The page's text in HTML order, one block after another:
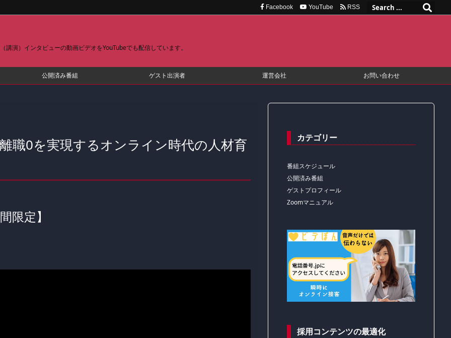
演）インタビューの動画ビデオをYouTubeでも配信しています。
公開済み番組 ゲスト出演者 運営会社 お問い合わせ
Facebook YouTube RSS
職0を実現するオンライン時代の人材育
限定】
カテゴリー
番組スケジュール
公開済み番組
ゲストプロフィール
Zoomマニュアル
採用コンテンツの最適化